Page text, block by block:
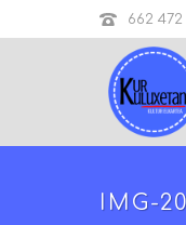
662 472
IMG-